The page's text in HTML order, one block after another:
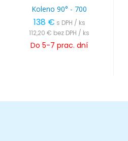
Koleno 90° - 700
138 € s DPH / ks
112,20 € bez DPH / ks
Do 5-7 prac. dní